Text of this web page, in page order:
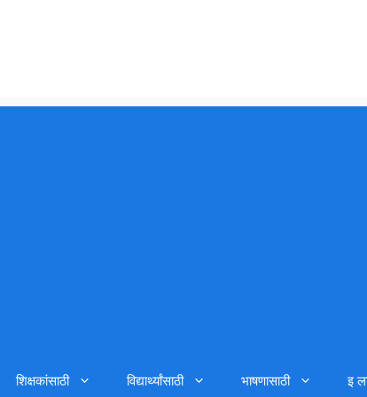
शिक्षकांसाठी विद्यार्थ्यांसाठी भाषणासाठी इ